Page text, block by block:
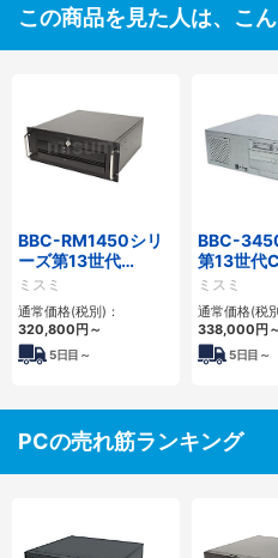
この商品を見た人は、こ
BBC-RM1450シリ
ーズ第13世代
Core・12世代
Celeron対応ラック
マウント4PCIe
ミスミ
通常価格(税別)：
320,800円～
5日目～
BBC-
第13世代
世代
ロアマウ
ミスミ
通常価格(税
338,000円～
5日目～
PCの売れ筋ランキング